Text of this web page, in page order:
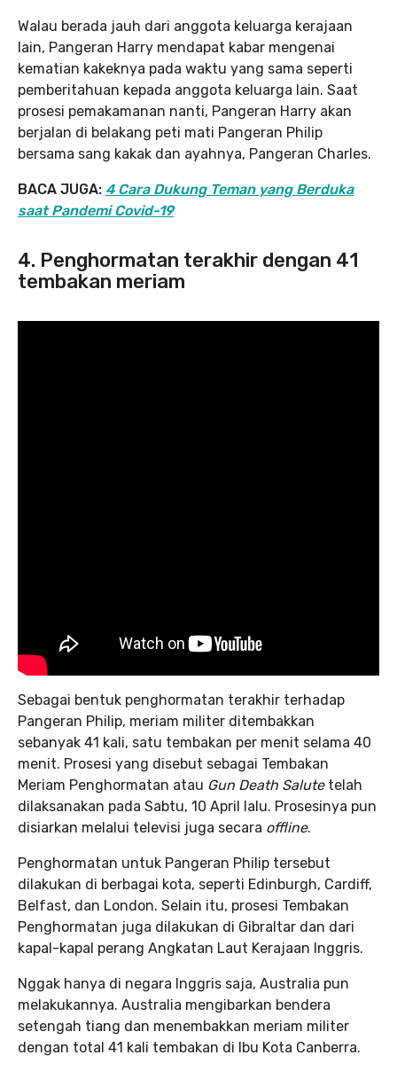
Walau berada jauh dari anggota keluarga kerajaan
lain, Pangeran Harry mendapat kabar mengenai
kematian kakeknya pada waktu yang sama seperti
pemberitahuan kepada anggota keluarga lain. Saat
prosesi pemakamanan nanti, Pangeran Harry akan
berjalan di belakang peti mati Pangeran Philip
bersama sang kakak dan ayahnya, Pangeran Charles.
BACA JUGA: 4 Cara Dukung Teman yang Berduka
saat Pandemi Covid-19
4. Penghormatan terakhir dengan 41
tembakan meriam
Sebagai bentuk penghormatan terakhir terhadap
Pangeran Philip, meriam militer ditembakkan
sebanyak 41 kali, satu tembakan per menit selama 40
menit. Prosesi yang disebut sebagai Tembakan
Meriam Penghormatan atau Gun Death Salutetelah
dilaksanakan pada Sabtu, 10 April lalu. Prosesinya pun
disiarkan melalui televisi juga secara offline.
Penghormatan untuk Pangeran Philip tersebut
dilakukan di berbagai kota, seperti Edinburgh, Cardiff,
Belfast, dan London. Selain itu, prosesi Tembakan
Penghormatan juga dilakukan di Gibraltar dan dari
kapal-kapal perang Angkatan Laut Kerajaan Inggris.
Nggak hanya di negara Inggris saja, Australia pun
melakukannya. Australia mengibarkan bendera
setengah tiang dan menembakkan meriam militer
dengan total 41 kali tembakan di Ibu Kota Canberra.